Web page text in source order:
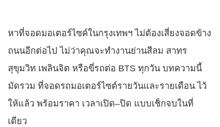
หาที่จอดมอเตอร์ไซค์ในกรุงเทพฯ ไม่ต้องเสี่ยงจอดข้าง
ถนนอีกต่อไป ไม่ว่าคุณจะทำงานย่านสีลม สาทร
สุขุมวิท เพลินจิต หรือขี่รถต่อ BTS ทุกวัน บทความนี้
มัดรวม ที่จอดรถมอเตอร์ไซต์รายวันและรายเดือน ไว้
ให้แล้ว พร้อมราคา เวลาเปิด–ปิด แบบเช็กจบในที่
เดียว